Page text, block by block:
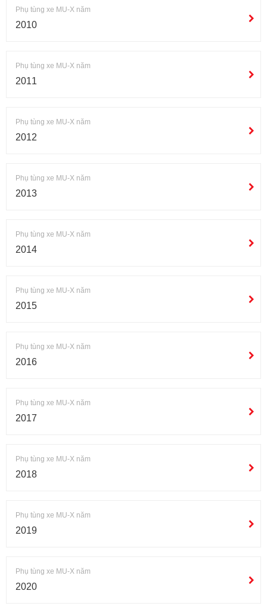
Phụ tùng xe MU-X năm
2010
Phụ tùng xe MU-X năm
2011
Phụ tùng xe MU-X năm
2012
Phụ tùng xe MU-X năm
2013
Phụ tùng xe MU-X năm
2014
Phụ tùng xe MU-X năm
2015
Phụ tùng xe MU-X năm
2016
Phụ tùng xe MU-X năm
2017
Phụ tùng xe MU-X năm
2018
Phụ tùng xe MU-X năm
2019
Phụ tùng xe MU-X năm
2020